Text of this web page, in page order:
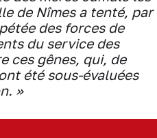
de Nîmes a tenté, par
des forces de
du service des
ces gênes, qui, de
été sous-évaluées
»